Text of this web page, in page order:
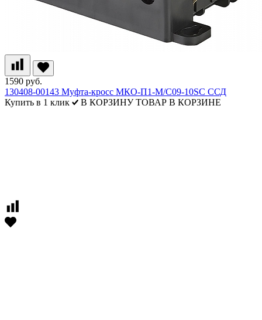
1590 руб.
130408-00143 Муфта-кросс МКО-П1-М/С09-10SC ССД
Купить в 1 клик
В КОРЗИНУ ТОВАР В КОРЗИНЕ